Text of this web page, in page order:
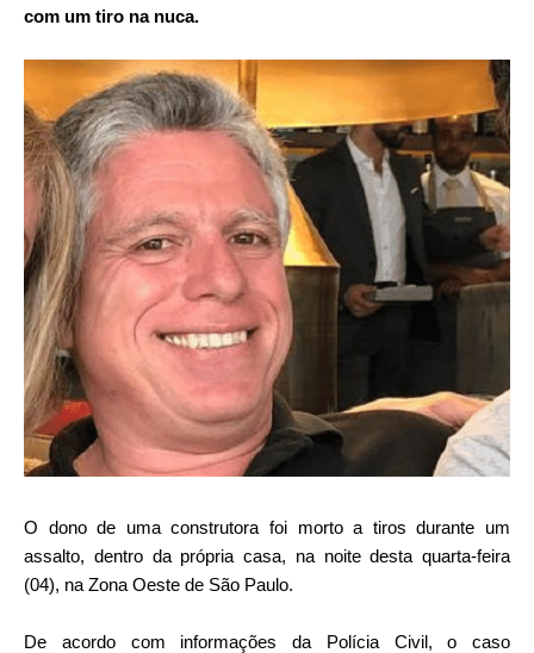
com um tiro na nuca.
O dono de uma construtora foi morto a tiros durante um
assalto, dentro da própria casa, na noite desta quarta-feira
(04), na Zona Oeste de São Paulo.
De acordo com informações da Polícia Civil, o caso